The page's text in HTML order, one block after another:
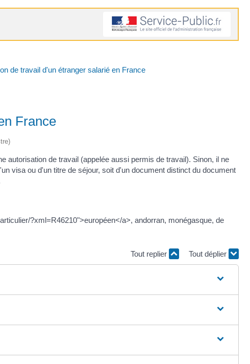
de travail d'un étranger salarié en France
France
autorisation de travail (appelée aussi permis de travail). Sinon, il ne
visa ou d'un titre de séjour, soit d'un document distinct du document
?xml=R46210">européen</a>, andorran, monégasque, de
Tout replier Tout déplier